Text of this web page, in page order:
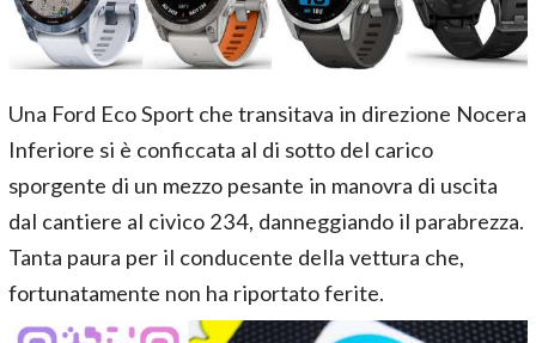
Una Ford Eco Sport che transitava in direzione Nocera
Inferiore si è conficcata al di sotto del carico
sporgente di un mezzo pesante in manovra di uscita
dal cantiere al civico 234, danneggiando il parabrezza.
Tanta paura per il conducente della vettura che,
fortunatamente non ha riportato ferite.